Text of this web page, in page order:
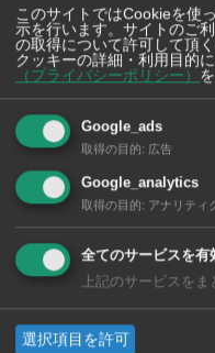
SNSで毎日ニュースを配
このサイトではCookieを使
示を行います。サイトのご
の取得について許可して頂く
クッキーの詳細・利用目的
（プライバシーポリシー）
Google_ads
取得の目的: 広告
Google_analytics
取得の目的: アナリティ
全てのサービスを有
上記のサービスを
選択項目を許可